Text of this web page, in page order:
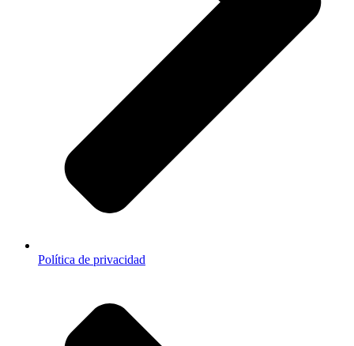
Política de privacidad